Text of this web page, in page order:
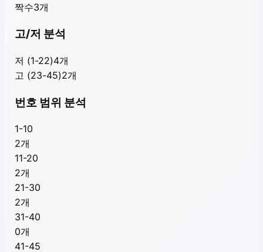
짝수3개
고/저 분석
저 (1-22)4개
고 (23-45)2개
번호 범위 분석
1-10
2개
11-20
2개
21-30
2개
31-40
0개
41-45